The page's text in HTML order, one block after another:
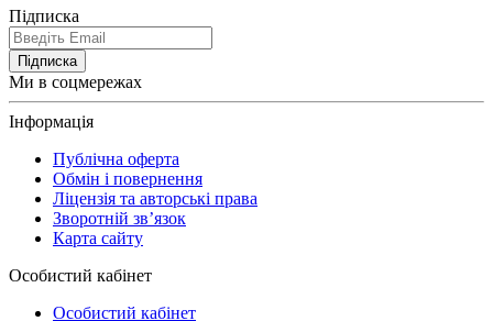
Підписка
Підписка
Ми в соцмережах
Інформація
Публічна оферта
Обмін і повернення
Ліцензія та авторські права
Зворотній зв’язок
Карта сайту
Особистий кабінет
Особистий кабінет